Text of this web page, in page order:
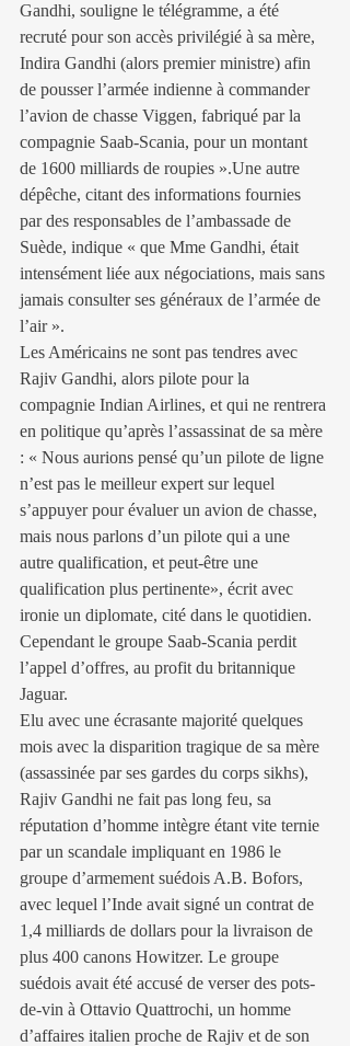
Gandhi, souligne le télégramme, a été
recruté pour son accès privilégié à sa mère,
Indira Gandhi (alors premier ministre) afin
de pousser l’armée indienne à commander
l’avion de chasse Viggen, fabriqué par la
compagnie Saab-Scania, pour un montant
de 1600 milliards de roupies ».Une autre
dépêche, citant des informations fournies
par des responsables de l’ambassade de
Suède, indique « que Mme Gandhi, était
intensément liée aux négociations, mais sans
jamais consulter ses généraux de l’armée de
l’air ».
Les Américains ne sont pas tendres avec
Rajiv Gandhi, alors pilote pour la
compagnie Indian Airlines, et qui ne rentrera
en politique qu’après l’assassinat de sa mère
: « Nous aurions pensé qu’un pilote de ligne
n’est pas le meilleur expert sur lequel
s’appuyer pour évaluer un avion de chasse,
mais nous parlons d’un pilote qui a une
autre qualification, et peut-être une
qualification plus pertinente», écrit avec
ironie un diplomate, cité dans le quotidien.
Cependant le groupe Saab-Scania perdit
l’appel d’offres, au profit du britannique
Jaguar.
Elu avec une écrasante majorité quelques
mois avec la disparition tragique de sa mère
(assassinée par ses gardes du corps sikhs),
Rajiv Gandhi ne fait pas long feu, sa
réputation d’homme intègre étant vite ternie
par un scandale impliquant en 1986 le
groupe d’armement suédois A.B. Bofors,
avec lequel l’Inde avait signé un contrat de
1,4 milliards de dollars pour la livraison de
plus 400 canons Howitzer. Le groupe
suédois avait été accusé de verser des pots-
de-vin à Ottavio Quattrochi, un homme
d’affaires italien proche de Rajiv et de son